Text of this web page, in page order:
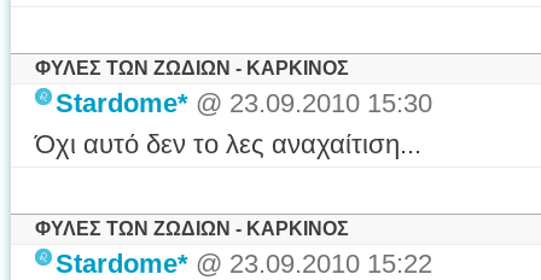
ΦΥΛΕΣ ΤΩΝ ΖΩΔΙΩΝ - ΚΑΡΚΙΝΟΣ
Stardome* @ 23.09.2010 15:30
Όχι αυτό δεν το λες αναχαίτιση...
ΦΥΛΕΣ ΤΩΝ ΖΩΔΙΩΝ - ΚΑΡΚΙΝΟΣ
Stardome* @ 23.09.2010 15:22